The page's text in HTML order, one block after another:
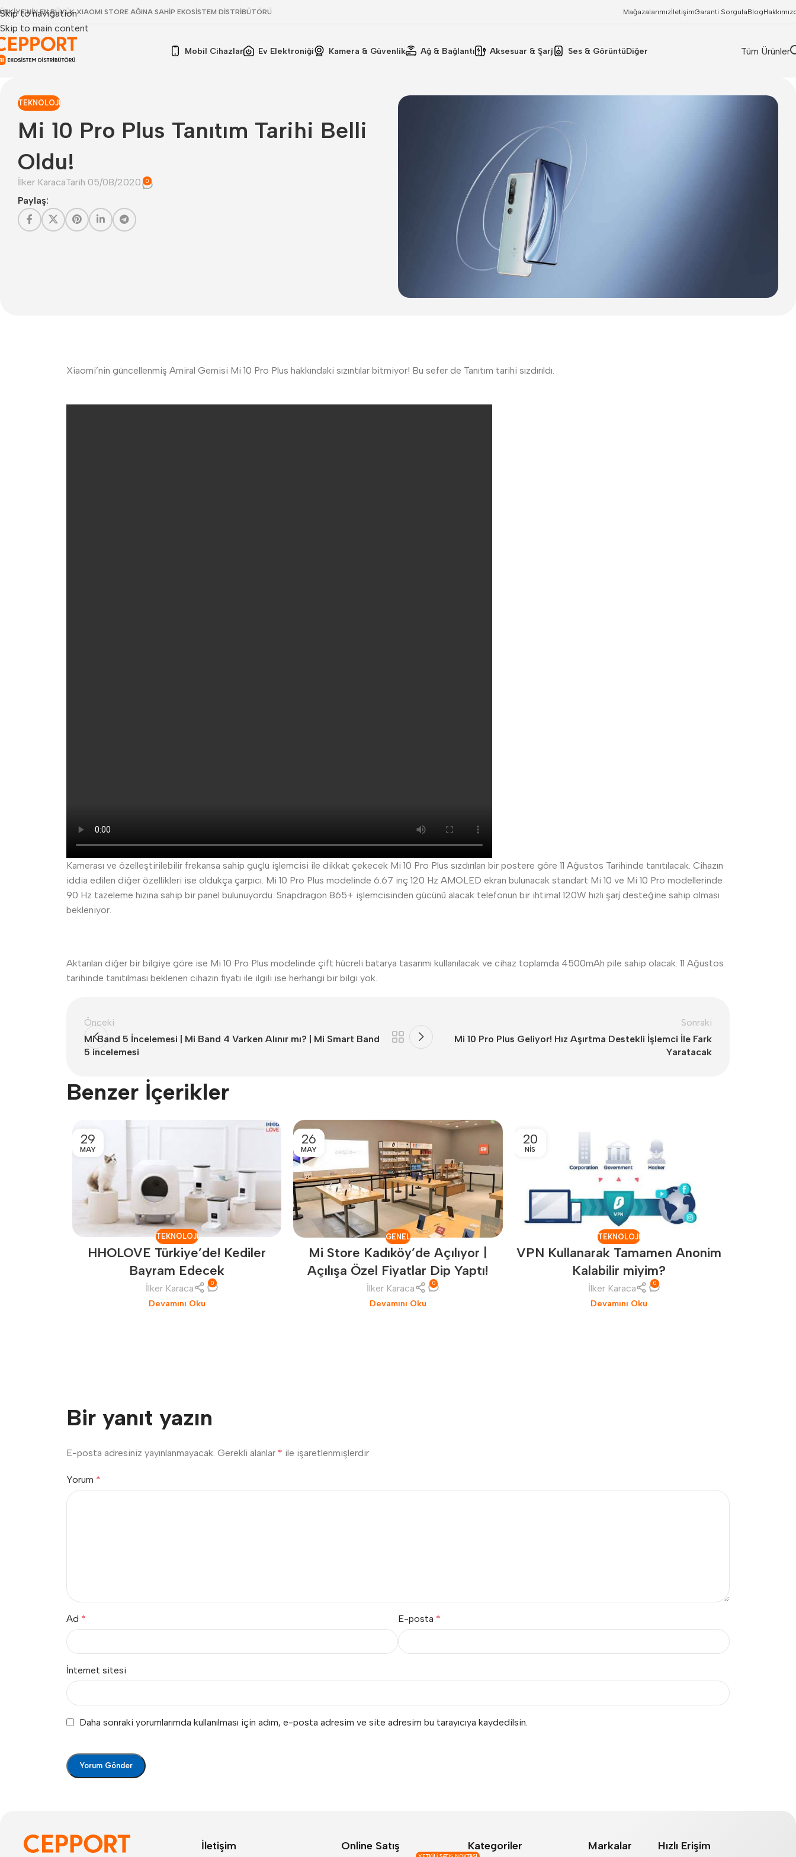
Skip to navigation
Skip to main content
EN BÜYÜK XIAOMI STORE AĞINA SAHİP EKOSİSTEM DİSTRİBÜTÖRÜ MağazalarımızİletişimGaranti SorgulaBlog
Mobil Cihazlar Ev Elektroniği Kamera & Güvenlik Ağ & Bağlantı Aksesuar & Şarj Ses & GörüntüDiğer Tüm Ürünler
TEKNOLOJI
Mi 10 Pro Plus Tanıtım Tarihi Belli
Oldu!
İlker KaracaTarih 05/08/2020 0
Paylaş:
Xiaomi’nin güncellenmiş Amiral Gemisi Mi 10 Pro Plus hakkındaki sızıntılar bitmiyor! Bu sefer de Tanıtım tarihi sızdırıldı.
Kamerası ve özelleştirilebilir frekansa sahip güçlü işlemcisi ile dikkat çekecek Mi 10 Pro Plus sızdırılan bir postere göre 11 Ağustos Tarihinde tanıtılacak. Cihazın
iddia edilen diğer özellikleri ise oldukça çarpıcı. Mi 10 Pro Plus modelinde 6.67 inç 120 Hz AMOLED ekran bulunacak standart Mi 10 ve Mi 10 Pro modellerinde
90 Hz tazeleme hızına sahip bir panel bulunuyordu. Snapdragon 865+ işlemcisinden gücünü alacak telefonun bir ihtimal 120W hızlı şarj desteğine sahip olması
bekleniyor.
Aktarılan diğer bir bilgiye göre ise Mi 10 Pro Plus modelinde çift hücreli batarya tasarımı kullanılacak ve cihaz toplamda 4500mAh pile sahip olacak. 11 Ağustos
tarihinde tanıtılması beklenen cihazın fiyatı ile ilgili ise herhangi bir bilgi yok.
Önceki
Mi Band 5 İncelemesi | Mi Band 4 Varken Alınır mı? | Mi Smart Band
5 incelemesi
Sonraki
Mi 10 Pro Plus Geliyor! Hız Aşırtma Destekli İşlemci İle Fark
Yaratacak
Benzer İçerikler
29
MAY
TEKNOLOJI
HHOLOVE Türkiye’de! Kediler
Bayram Edecek
İlker Karaca 0
Devamını Oku
26
MAY
GENEL
Mi Store Kadıköy’de Açılıyor |
Açılışa Özel Fiyatlar Dip Yaptı!
İlker Karaca 0
Devamını Oku
20
NIS
TEKNOLOJI
VPN Kullanarak Tamamen Anonim
Kalabilir miyim?
İlker Karaca 0
Devamını Oku
Bir yanıt yazın
E-posta adresiniz yayınlanmayacak. Gerekli alanlar * ile işaretlenmişlerdir
Yorum *
Ad * E-posta *
İnternet sitesi
Daha sonraki yorumlarımda kullanılması için adım, e-posta adresim ve site adresim bu tarayıcıya kaydedilsin.
İletişim Online Satış Kategoriler Markalar Hızlı Erişim